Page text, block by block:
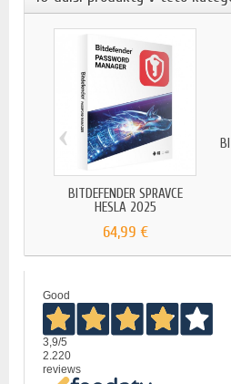
BITDEFENDER SPRÁVCE
HESLA 2025
64,99 €
‹
Good
3,9/5
2.220
reviews